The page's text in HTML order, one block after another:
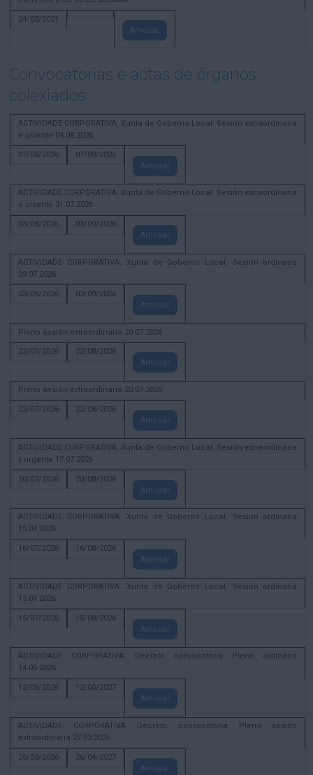
24/03/2021
Amosar
Convocatorias e actas de órganos
colexiados
ACTIVIDADE CORPORATIVA. Xunta de Goberno Local. Sesión extraordinaria
e urxente 04.08.2026
07/08/2026
07/09/2026
Amosar
ACTIVIDADE CORPORATIVA. Xunta de Goberno Local. Sesión extraordinaria
e urxente 31.07.2026
03/08/2026
03/09/2026
Amosar
ACTIVIDADE CORPORATIVA. Xunta de Goberno Local. Sesión ordinaria
29.07.2026
03/08/2026
03/09/2026
Amosar
Pleno sesión extraordinaria 20.07.2026
22/07/2026
22/08/2026
Amosar
Pleno sesión extraordinaria 20.07.2026
22/07/2026
22/08/2026
Amosar
ACTIVIDADE CORPORATIVA. Xunta de Goberno Local. Sesión extraordinaria
y urgente 17.07.2026
20/07/2026
20/08/2026
Amosar
ACTIVIDADE CORPORATIVA. Xunta de Goberno Local. Sesión ordinaria
15.07.2026
16/07/2026
16/08/2026
Amosar
ACTIVIDADE CORPORATIVA. Xunta de Goberno Local. Sesión ordinaria
15.07.2026
15/07/2026
15/08/2026
Amosar
ACTIVIDADE CORPORATIVA. Decreto convocatoria Pleno ordinario
14.05.2026
12/05/2026
12/05/2027
Amosar
ACTIVIDADE CORPORATIVA Decreto convocatoria Pleno sesión
extraordinaria 27.03.2026
25/03/2026
26/04/2027
Amosar